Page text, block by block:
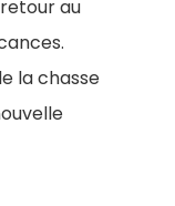
au
la chasse